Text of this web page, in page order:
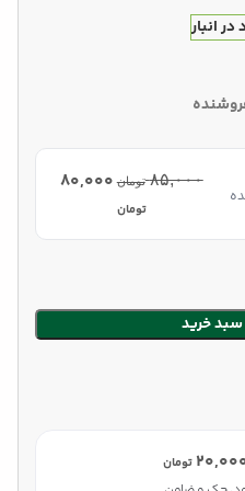
انبار
۸۵,۰۰۰ تومان ۸۰,۰۰۰
تومان
سبد خرید
تومان